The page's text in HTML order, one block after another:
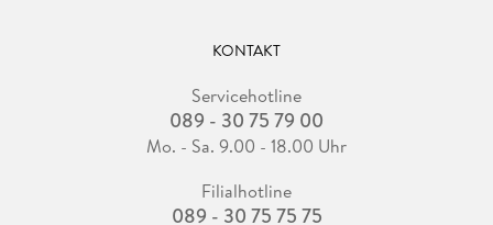
KONTAKT
Servicehotline
089 - 30 75 79 00
Mo. - Sa. 9.00 - 18.00 Uhr
Filialhotline
089 - 30 75 75 75